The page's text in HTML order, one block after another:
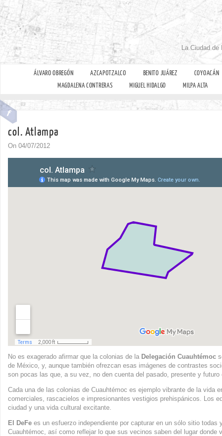
La Ciudad
ÁLVARO OBREGÓN AZCAPOTZALCO BENITO JUÁREZ
COYOACÁN
MAGDALENA CONTRERAS
MIGUEL HIDALGO MILPA ALTA
col. Atlampa
On 04/07/2012
No es exagerado afirmar que la colonias de la Delegación Cuauhtémoc
de México, y, aunque también ofrezcan esas imágenes de contrastes
son pocas las que, a su vez, no den cuenta del pasado, presente y futuro
Cada una de las colonias de Cuauhtémoc es ejemplo vibrante de la vida
comerciales, rascacielos e impresionantes vestigios prehispánicos. Los
ciudad y una vida cultural excitante.
El DeFe es un esfuerzo independiente por capturar en un sólo sitio todas
Cuauhtémoc, así como reflejar lo que sus vecinos saben del lugar donde